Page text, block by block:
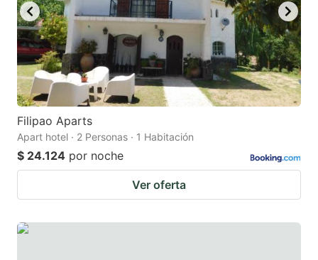
get
the
keyboard
shortcuts
changing
dates.
get
the
keyboard
shortcuts
for
Filipao Aparts
Apart hotel · 2 Personas · 1 Habitación
$ 24.124 por noche
Ver oferta